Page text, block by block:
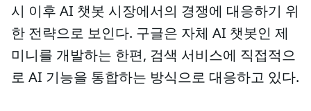
시 이후 AI 챗봇 시장에서의 경쟁에 대응하기 위
한 전략으로 보인다. 구글은 자체 AI 챗봇인 제
미니를 개발하는 한편, 검색 서비스에 직접적으
로 AI 기능을 통합하는 방식으로 대응하고 있다.